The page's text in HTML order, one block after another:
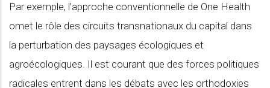
Par exemple, l’approche conventionnelle de One Health
omet le rôle des circuits transnationaux du capital dans
la perturbation des paysages écologiques et
agroécologiques. Il est courant que des forces politiques
radicales entrent dans les débats avec les orthodoxies